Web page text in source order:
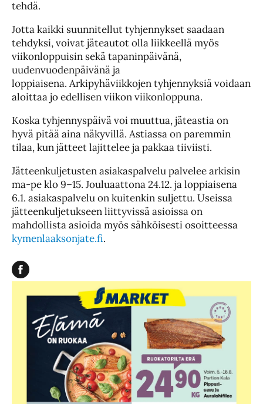
tehdä.
Jotta kaikki suunnitellut tyhjennykset saadaan
tehdyksi, voivat jäteautot olla liikkeellä myös
viikonloppuisin sekä tapaninpäivänä,
uudenvuodenpäivänä ja
loppiaisena. Arkipyhäviikkojen tyhjennyksiä voidaan
aloittaa jo edellisen viikon viikonloppuna.
Koska tyhjennyspäivä voi muuttua, jäteastia on
hyvä pitää aina näkyvillä. Astiassa on paremmin
tilaa, kun jätteet lajittelee ja pakkaa tiiviisti.
Jätteenkuljetusten asiakaspalvelu palvelee arkisin
ma-pe klo 9–15. Jouluaattona 24.12. ja loppiaisena
6.1. asiakaspalvelu on kuitenkin suljettu. Useissa
jätteenkuljetukseen liittyvissä asioissa on
mahdollista asioida myös sähköisesti osoitteessa
kymenlaaksonjate.fi.